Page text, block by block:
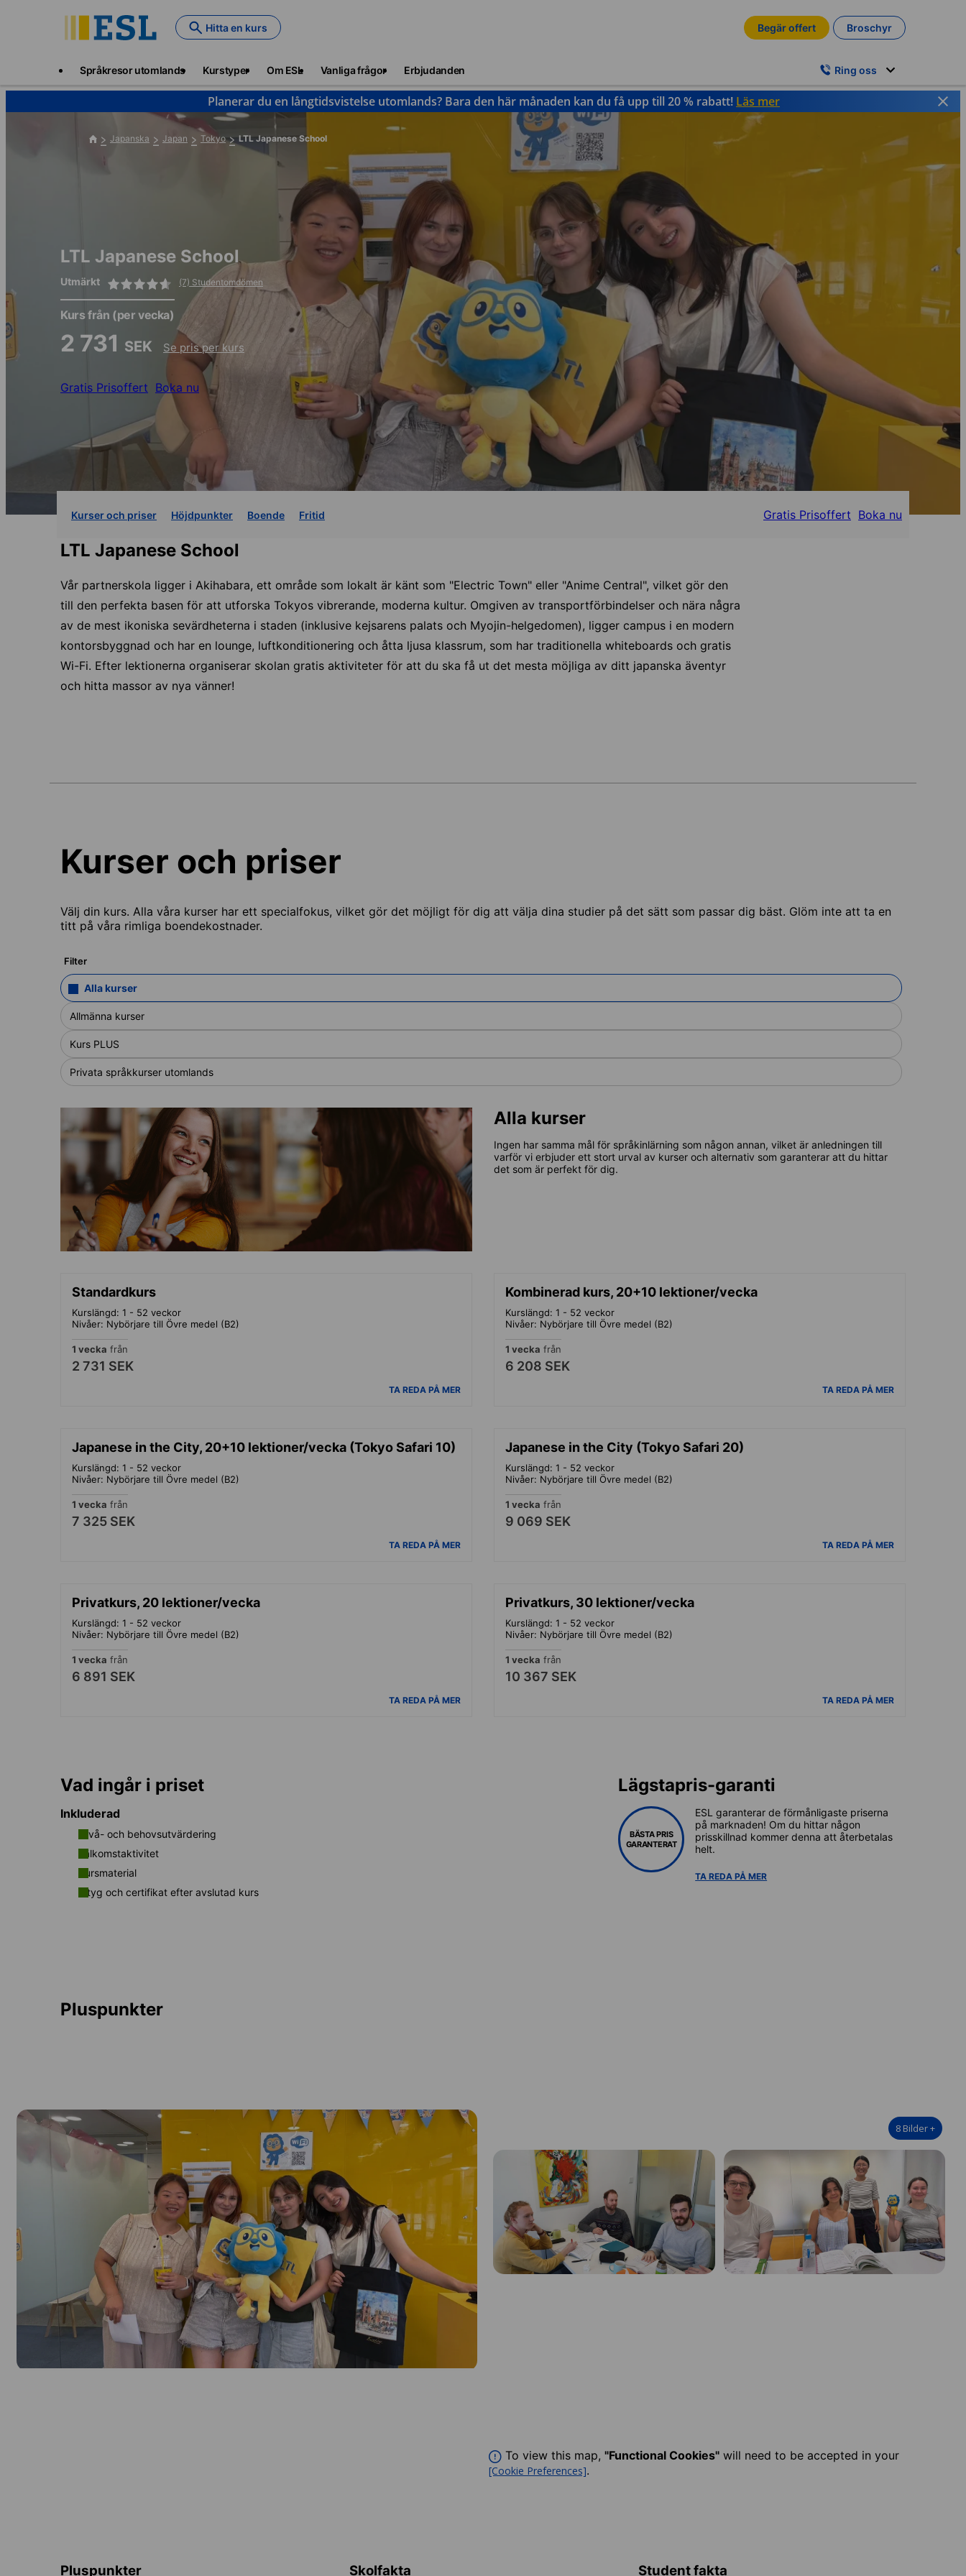
Hitta en kurs Begär offert Broschyr
Språkresor utomlands Kurstyper Om ESL Vanliga frågor Erbjudanden Ring oss
Planerar du en långtidsvistelse utomlands? Bara den här månaden kan du få upp till 20 % rabatt! Läs mer
Japanska Japan Tokyo LTL Japanese School
LTL Japanese School
Utmärkt (7) Studentomdömen
Kurs från (per vecka)
2 731 SEK Se pris per kurs
Gratis Prisoffert Boka nu
Kurser och priser Höjdpunkter Boende Fritid Gratis Prisoffert Boka nu
LTL Japanese School
Vår partnerskola ligger i Akihabara, ett område som lokalt är känt som "Electric Town" eller "Anime Central", vilket gör den
till den perfekta basen för att utforska Tokyos vibrerande, moderna kultur. Omgiven av transportförbindelser och nära några
av de mest ikoniska sevärdheterna i staden (inklusive kejsarens palats och Myojin-helgedomen), ligger campus i en modern
kontorsbyggnad och har en lounge, luftkonditionering och åtta ljusa klassrum, som har traditionella whiteboards och gratis
Wi-Fi. Efter lektionerna organiserar skolan gratis aktiviteter för att du ska få ut det mesta möjliga av ditt japanska äventyr
och hitta massor av nya vänner!
Kurser och priser
Välj din kurs. Alla våra kurser har ett specialfokus, vilket gör det möjligt för dig att välja dina studier på det sätt som passar dig bäst. Glöm inte att ta en
titt på våra rimliga boendekostnader.
Filter
Alla kurser
Allmänna kurser
Kurs PLUS
Privata språkkurser utomlands
Alla kurser
Ingen har samma mål för språkinlärning som någon annan, vilket är anledningen till
varför vi erbjuder ett stort urval av kurser och alternativ som garanterar att du hittar
det som är perfekt för dig.
Standardkurs
Kurslängd: 1 - 52 veckor
Nivåer: Nybörjare till Övre medel (B2)
1 vecka från
2 731 SEK
TA REDA PÅ MER
Kombinerad kurs, 20+10 lektioner/vecka
Kurslängd: 1 - 52 veckor
Nivåer: Nybörjare till Övre medel (B2)
1 vecka från
6 208 SEK
TA REDA PÅ MER
Japanese in the City, 20+10 lektioner/vecka (Tokyo Safari 10)
Kurslängd: 1 - 52 veckor
Nivåer: Nybörjare till Övre medel (B2)
1 vecka från
7 325 SEK
TA REDA PÅ MER
Japanese in the City (Tokyo Safari 20)
Kurslängd: 1 - 52 veckor
Nivåer: Nybörjare till Övre medel (B2)
1 vecka från
9 069 SEK
TA REDA PÅ MER
Privatkurs, 20 lektioner/vecka
Kurslängd: 1 - 52 veckor
Nivåer: Nybörjare till Övre medel (B2)
1 vecka från
6 891 SEK
TA REDA PÅ MER
Privatkurs, 30 lektioner/vecka
Kurslängd: 1 - 52 veckor
Nivåer: Nybörjare till Övre medel (B2)
1 vecka från
10 367 SEK
TA REDA PÅ MER
Vad ingår i priset
Inkluderad
Nivå- och behovsutvärdering
Välkomstaktivitet
Kursmaterial
Intyg och certifikat efter avslutad kurs
Lägstapris-garanti
BÄSTA PRIS
GARANTERAT
ESL garanterar de förmånligaste priserna
på marknaden! Om du hittar någon
prisskillnad kommer denna att återbetalas
helt.
TA REDA PÅ MER
Pluspunkter
8 Bilder+
To view this map, "Functional Cookies" will need to be accepted in your
[Cookie Preferences].
Pluspunkter Skolfakta Student fakta